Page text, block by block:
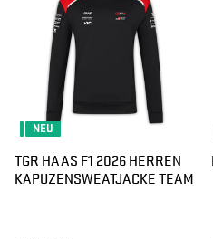
NEU
TGR HAAS F1 2026 HERREN
KAPUZENSWEATJACKE TEAM